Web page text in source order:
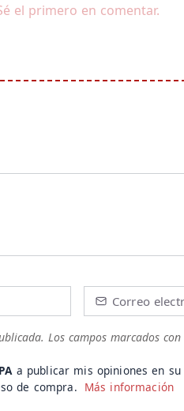
el primero en comentar.
Correo
Los campos marcados con
a publicar mis opiniones en
de compra. Más información